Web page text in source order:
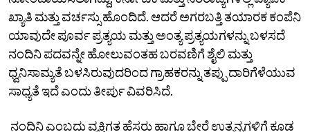
ಖ್ಯಾತಿ ಮತ್ತು ವರ್ಚಸ್ಸು ಹೊಂದಿದೆ. ಆದರೆ ಅಗರಬತ್ತಿ ತಯಾರಕ ಕಂಪೆನಿ
ಯಾವುದೇ ಪೂರ್ವ ಪ್ರತ್ಯಯ ಮತ್ತು ಅಂತ್ಯ ಪ್ರತ್ಯಯಗಳನ್ನು ಬಳಸದೆ
ನಂದಿನಿ ಪದವನ್ನೇ ಹೋಲುವಂತಹ ಬರವಣಿಗೆ ಶೈಲಿ ಮತ್ತು
ಧ್ವನಿಸಾಮ್ಯತೆ ಬಳಸಿರುವುದರಿಂದ ಗ್ರಾಹಕರನ್ನು ತಪ್ಪು ದಾರಿಗೆಳೆಯುವ
ಸಾಧ್ಯತೆ ಇದೆ ಎಂದು ತೀರ್ಪು ವಿವರಿಸಿದೆ.
ನಂದಿನಿ ಎಂಬದು ವ್ಯಕ್ತಿಗತ ಹೆಸರು ಹಾಗೂ ಬೇರೆ ಉತ್ಪನ್ನಗಳಿಗೆ ಕೂಡ